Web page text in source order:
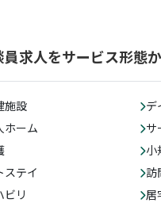
求人をサービス形態
施設
デ
ホーム
サ
小
ステイ
訪
ビリ
居